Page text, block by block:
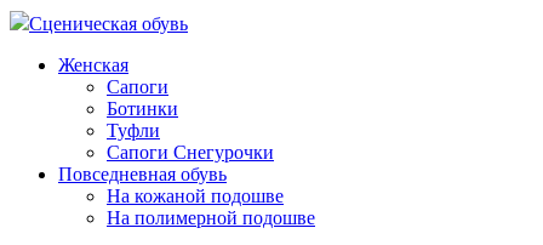
Сценическая обувь
Женская
Сапоги
Ботинки
Туфли
Сапоги Снегурочки
Повседневная обувь
На кожаной подошве
На полимерной подошве